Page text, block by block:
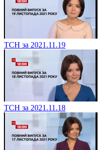
ТСН за 2021.11.19
ТСН за 2021.11.18